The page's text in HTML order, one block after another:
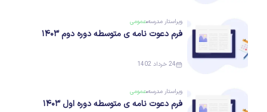
ویراستار مدرسه عمومی
فرم دعوت نامه ی متوسطه دوره دوم ۱۴۰۳
24 خرداد 1402
ویراستار مدرسه عمومی
فرم دعوت نامه ی متوسطه دوره اول ۱۴۰۳